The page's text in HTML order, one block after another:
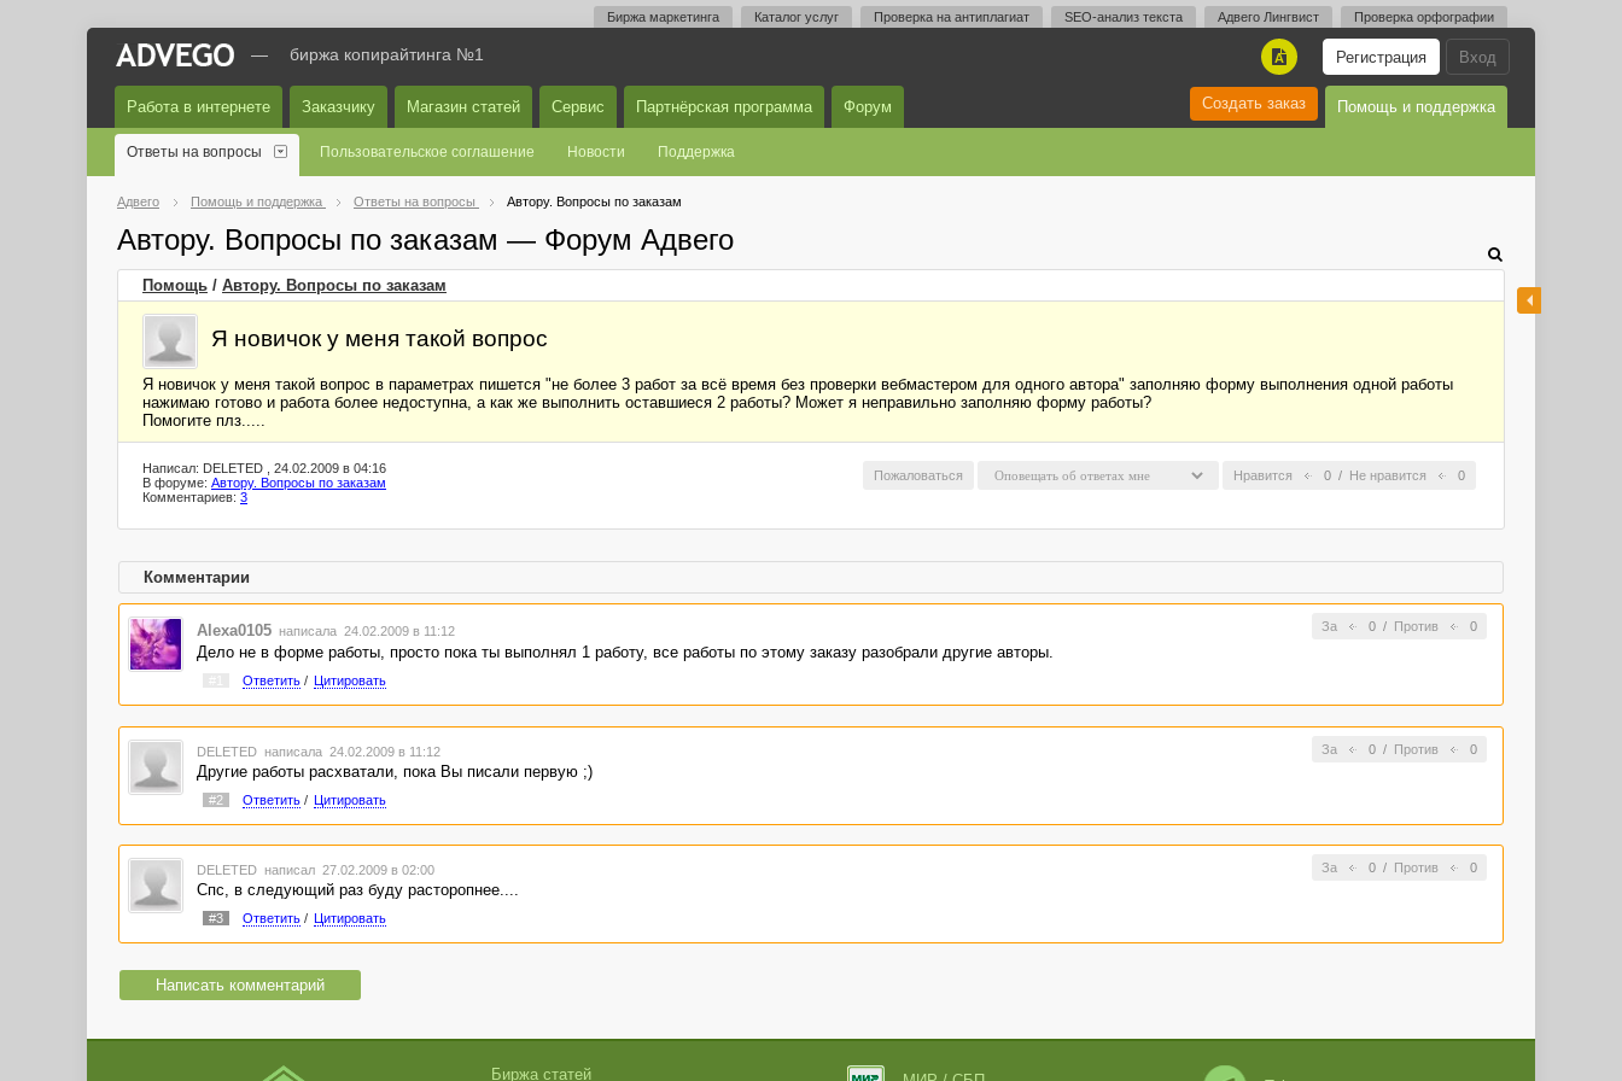
Биржа маркетинга Каталог услуг Проверка на антиплагиат SEO-анализ текста Адвего Лингвист Проверка орфографии
Вход
Регистрация
A
— биржа копирайтинга №1
Работа в интернете Заказчику Магазин статей Сервис Партнёрская программа Форум Помощь и поддержка
Создать заказ
Ответы на вопросы Пользовательское соглашение Новости Поддержка
Адвего Помощь и поддержка Ответы на вопросы Автору. Вопросы по заказам
Автору. Вопросы по заказам — Форум Адвего
Помощь / Автору. Вопросы по заказам
Я новичок у меня такой вопрос
Я новичок у меня такой вопрос в параметрах пишется "не более 3 работ за всё время без проверки вебмастером для одного автора" заполняю форму выполнения одной работы
нажимаю готово и работа более недоступна, а как же выполнить оставшиеся 2 работы? Может я неправильно заполняю форму работы?
Помогите плз.....
Нравится 0 / Не нравится 0
Пожаловаться
Написал: DELETED , 24.02.2009 в 04:16
В форуме: Автору. Вопросы по заказам
Комментариев: 3
Комментарии
За 0/ Против 0
Alexa0105 написала 24.02.2009 в 11:12
Дело не в форме работы, просто пока ты выполнял 1 работу, все работы по этому заказу разобрали другие авторы.
Ответить/ Цитировать
За 0/ Против 0
DELETED написала 24.02.2009 в 11:12
Другие работы расхватали, пока Вы писали первую ;)
#2 Ответить/ Цитировать
За 0/ Против 0
DELETED написал 27.02.2009 в 02:00
Cпс, в следующий раз буду расторопнее....
#3 Ответить/ Цитировать
Написать комментарий
Биржа статей